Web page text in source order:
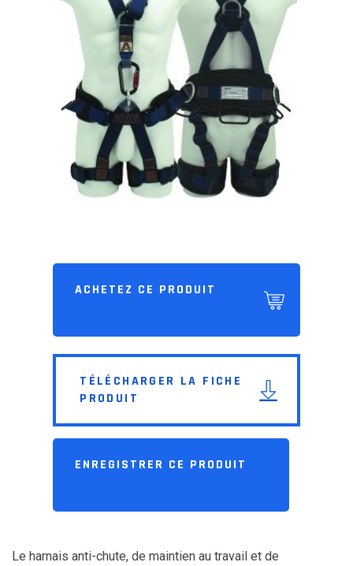
ACHETEZ CE PRODUIT
TÉLÉCHARGER LA FICHE
PRODUIT
ENREGISTRER CE PRODUIT
Le harnais anti-chute, de maintien au travail et de